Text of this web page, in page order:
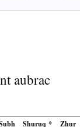
aubrac
Shuruq * Zhur